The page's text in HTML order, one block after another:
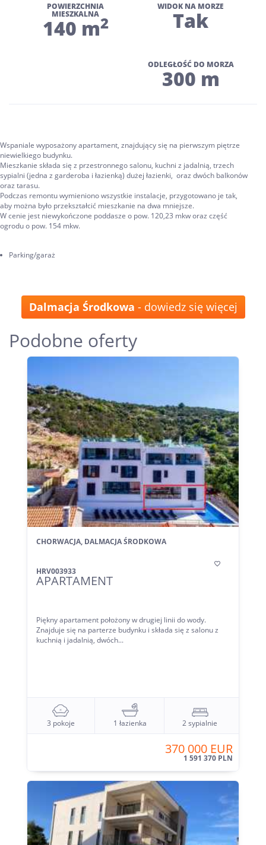
POWIERZCHNIA
MIESZKALNA
140 m2
WIDOK NA MORZE
Tak
ODLEGŁOŚĆ DO MORZA
300 m
Wspaniale wyposażony apartament, znajdujący się na pierwszym piętrze
niewielkiego budynku.
Mieszkanie składa się z przestronnego salonu, kuchni z jadalnią, trzech
sypialni (jedna z garderoba i łazienką) dużej łazienki, oraz dwóch balkonów
oraz tarasu.
Podczas remontu wymieniono wszystkie instalacje, przygotowano je tak,
aby można było przekształcić mieszkanie na dwa mniejsze.
W cenie jest niewykończone poddasze o pow. 120,23 mkw oraz część
ogrodu o pow. 154 mkw.
Parking/garaż
Dalmacja Środkowa - dowiedz się więcej
Podobne oferty
CHORWACJA, DALMACJA ŚRODKOWA
HRV003933
APARTAMENT

Piękny apartament położony w drugiej linii do wody.
Znajduje się na parterze budynku i składa się z salonu z
kuchnią i jadalnią, dwóch...
3 pokoje 1 łazienka 2 sypialnie
370 000 EUR
1 591 370 PLN